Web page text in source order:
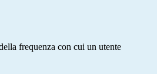
frequenza con cui un utente